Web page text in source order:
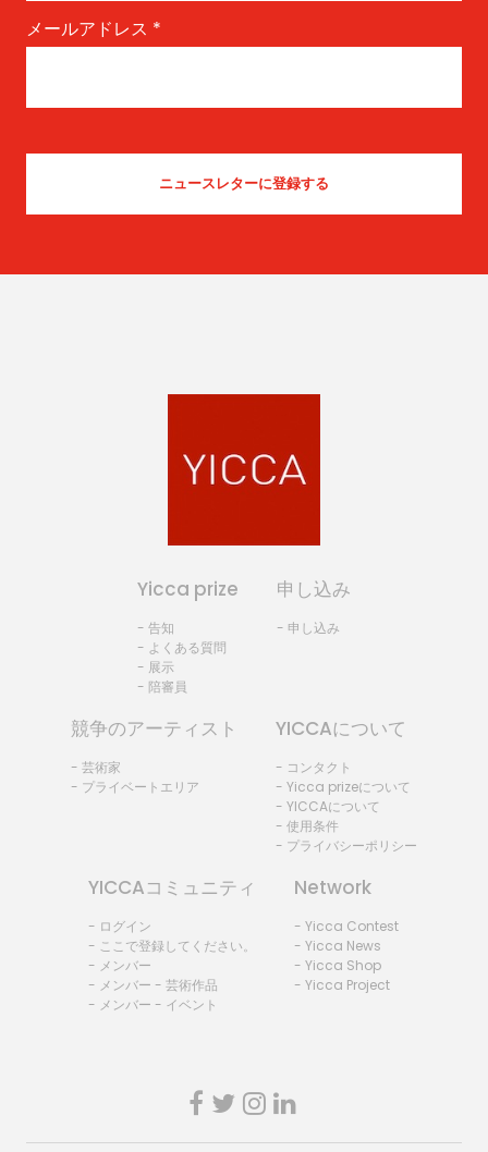
メールアドレス *
Yicca prize
- 告知
- よくある質問
- 展示
- 陪審員
申し込み
- 申し込み
競争のアーティスト
- 芸術家
- プライベートエリア
YICCAについて
- コンタクト
- Yicca prizeについて
- YICCAについて
- 使用条件
- プライバシーポリシー
YICCAコミュニティ
- ログイン
- ここで登録してください。
- メンバー
- メンバー - 芸術作品
- メンバー - イベント
Network
- Yicca Contest
- Yicca News
- Yicca Shop
- Yicca Project